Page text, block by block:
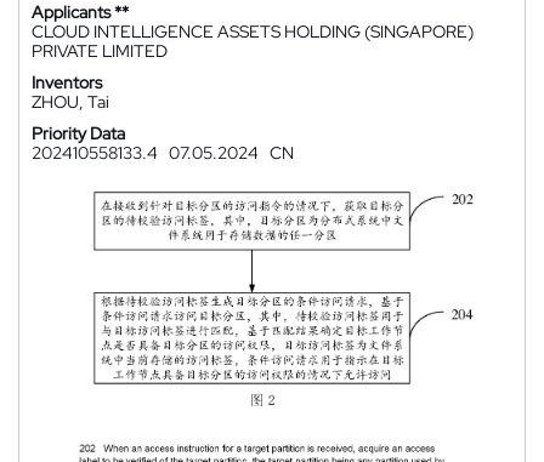
Applicants **
CLOUD INTELLIGENCE ASSETS HOLDING (SINGAPORE)
PRIVATE LIMITED
Inventors
ZHOU, Tai
Priority Data
202410558133.4 07.05.2024 CN